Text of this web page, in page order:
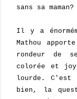
sans sa maman?
Il y a
Mathou
rondeur de
colorée et
lourde.
bien, la